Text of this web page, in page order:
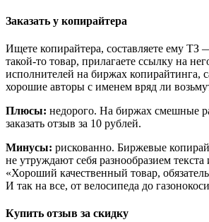
Заказать у копирайтера
Ищете копирайтера, составляете ему ТЗ
такой-то товар, прилагаете ссылку на
исполнителей на биржах копирайтинга,
хорошие авторы с именем вряд ли
Плюсы: недорого. На биржах смешные
заказать отзыв за 10 рублей.
Минусы: рискованно. Биржевые
не утруждают себя разнообразием
«Хороший качественный товар,
И так на все, от велосипеда до
Купить отзыв за скидку